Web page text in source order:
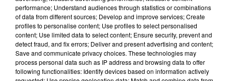
Patrice Bémanangy
L'info près de chez vous
La dernière vidéo de l'association L214 incrimine
l'élevage de volailles Pramp'Oeufs à Pamproux.
Malgré la crise que traverse le club, Jérôme Mérignac
ne démissionnera pas de ses fonction de Cholet
performance; Understand audiences through statistics or combinations
of data from different sources; Develop and improve services; Create
profiles to personalise content; Use profiles to select personalised
content; Use limited data to select content; Ensure security, prevent and
detect fraud, and fix errors; Deliver and present advertising and content;
Save and communicate privacy choices. These technologies may
process personal data such as IP address and browsing data to offer
following functionalities: Identify devices based on information actively